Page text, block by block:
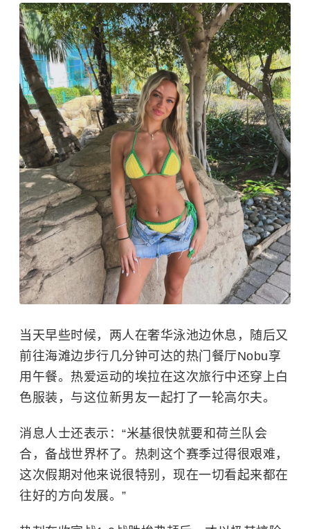
当天早些时候，两人在奢华泳池边休息，随后又
前往海滩边步行几分钟可达的热门餐厅Nobu享
用午餐。热爱运动的埃拉在这次旅行中还穿上白
色服装，与这位新男友一起打了一轮高尔夫。
消息人士还表示：“米基很快就要和荷兰队会
合，备战世界杯了。热刺这个赛季过得很艰难，
这次假期对他来说很特别，现在一切看起来都在
往好的方向发展。”